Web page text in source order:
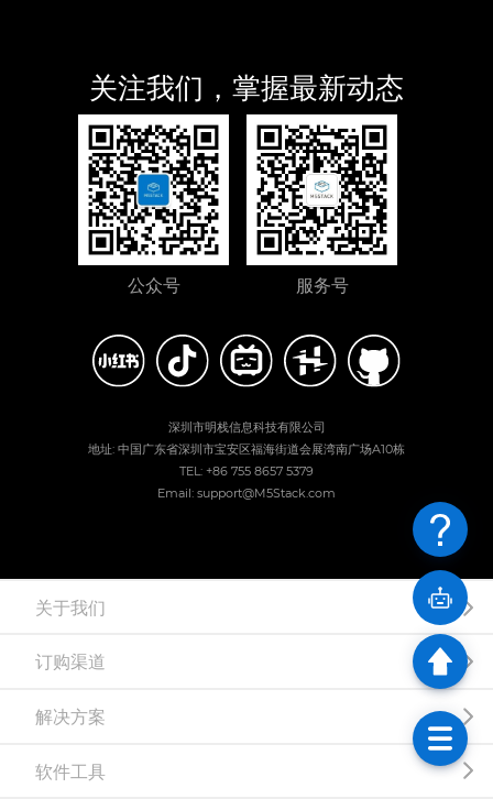
关注我们，掌握最新动态
公众号 服务号
深圳市明栈信息科技有限公司
地址: 中国广东省深圳市宝安区福海街道会展湾南广场A10栋
TEL: +86 755 8657 5379
Email: support@M5Stack.com
关于我们
订购渠道
解决方案
软件工具